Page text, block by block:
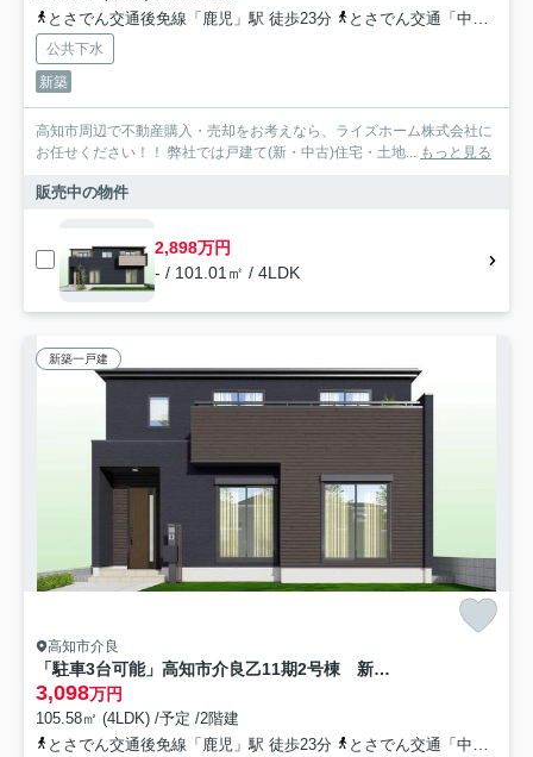
とさでん交通後免線「鹿児」駅 徒歩23分
とさでん交通「中屋（高知県）」バス停下車 徒歩5分
公共下水
新築
高知市周辺で不動産購入・売却をお考えなら、ライズホーム株式会社に
お任せください！！ 弊社では戸建て(新・中古)住宅・土地...
もっと見る
販売中の物件
2,898万円
- / 101.01㎡ / 4LDK
新築一戸建
高知市介良
「駐車3台可能」高知市介良乙11期2号棟 新築一戸建て
3,098万円
105.58㎡ (4LDK) /予定 /2階建
とさでん交通後免線「鹿児」駅 徒歩23分
とさでん交通「中屋（高知県）」バス停下車 徒歩5分